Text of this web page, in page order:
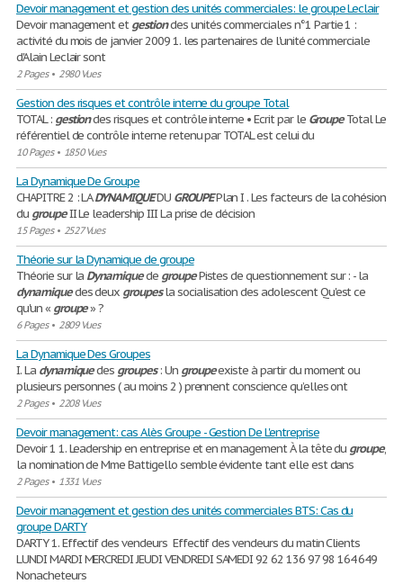
Devoir management et gestion des unités commerciales: le groupe Leclair
Devoir management etgestiondes unités commerciales n°1 Partie 1 :
activité du mois de janvier 2009 1. les partenaires de l'unité commerciale
d'Alain Leclair sont
2 Pages• 2980 Vues
Gestion des risques et contrôle interne du groupe Total
TOTAL : gestiondes risques et contrôle interne • Ecrit par le GroupeTotal Le
référentiel de contrôle interne retenu par TOTAL est celui du
10 Pages• 1850 Vues
La Dynamique De Groupe
CHAPITRE 2 : LADYNAMIQUEDU GROUPEPlan I . Les facteurs de la cohésion
dugroupeII Le leadership III La prise de décision
15 Pages• 2527 Vues
Théorie sur la Dynamique de groupe
Théorie sur la Dynamiquede groupePistes de questionnement sur : - la
dynamiquedes deux groupesla socialisation des adolescent Qu'est ce
qu'un « groupe» ?
6 Pages• 2809 Vues
La Dynamique Des Groupes
I. La dynamiquedes groupes: Un groupeexiste à partir du moment ou
plusieurs personnes ( au moins 2 ) prennent conscience qu’elles ont
2 Pages• 2208 Vues
Devoir management: cas Alès Groupe - Gestion De L'entreprise
Devoir 1 1. Leadership en entreprise et en management À la tête dugroupe,
la nomination de Mme Battigello semble évidente tant elle est dans
2 Pages• 1331 Vues
Devoir management et gestion des unités commerciales BTS: Cas du
groupe DARTY
DARTY 1. Effectif des vendeurs Effectif des vendeurs du matin Clients
LUNDI MARDI MERCREDI JEUDI VENDREDI SAMEDI 92 62 136 97 98 164 649
Nonacheteurs